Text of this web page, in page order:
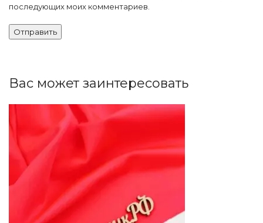
последующих моих комментариев.
Вас может заинтересовать